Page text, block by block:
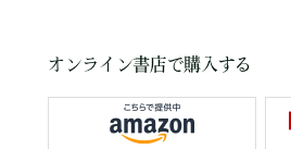
オンライン書店で購入する